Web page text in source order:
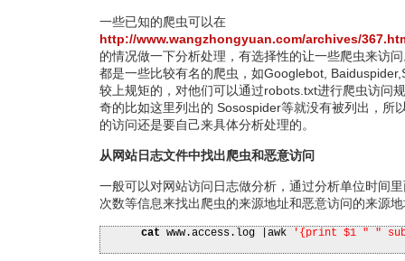
一些已知的爬虫可以在
http://www.wangzhongyuan.com/archives/
的情况做一下分析处理，有选择性的让一些爬虫来访
都是一些比较有名的爬虫，如Googlebot,
较上规矩的，对他们可以通过robots.txt进行爬虫访问
奇的比如这里列出的 Sosospider等就没有被列出，所
的访问还是要自己来具体分析处理的。
从网站日志文件中找出爬虫和恶意访问
一般可以对网站访问日志做分析，通过分析单位时间
次数等信息来找出爬虫的来源地址和恶意访问的来源
cat www.access.log awk '{print $1 " "